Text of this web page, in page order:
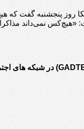
روز پنجشنبه گفت که
«هیچ‌کس نمی‌داند